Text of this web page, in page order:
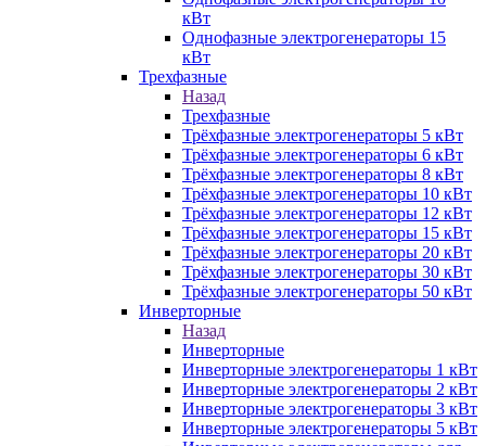
кВт
Однофазные электрогенераторы 15
кВт
Трехфазные
Назад
Трехфазные
Трёхфазные электрогенераторы 5 кВт
Трёхфазные электрогенераторы 6 кВт
Трёхфазные электрогенераторы 8 кВт
Трёхфазные электрогенераторы 10 кВт
Трёхфазные электрогенераторы 12 кВт
Трёхфазные электрогенераторы 15 кВт
Трёхфазные электрогенераторы 20 кВт
Трёхфазные электрогенераторы 30 кВт
Трёхфазные электрогенераторы 50 кВт
Инверторные
Назад
Инверторные
Инверторные электрогенераторы 1 кВт
Инверторные электрогенераторы 2 кВт
Инверторные электрогенераторы 3 кВт
Инверторные электрогенераторы 5 кВт